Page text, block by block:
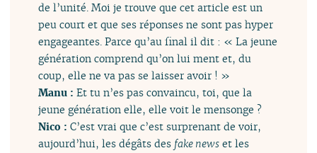
de l’unité. Moi je trouve que cet article est un
peu court et que ses réponses ne sont pas hyper
engageantes. Parce qu’au final il dit : « La jeune
génération comprend qu’on lui ment et, du
coup, elle ne va pas se laisser avoir ! »
Manu :Et tu n’es pas convaincu, toi, que la
jeune génération elle, elle voit le mensonge ?
Nico :C’est vrai que c’est surprenant de voir,
aujourd’hui, les dégâts des fake news et les